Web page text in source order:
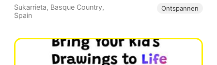
Sukarrieta, Basque Country,
Spain
Ontspannen